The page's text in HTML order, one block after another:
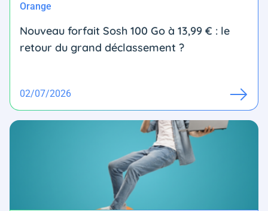
Orange
Nouveau forfait Sosh 100 Go à 13,99 € : le
retour du grand déclassement ?
02/07/2026